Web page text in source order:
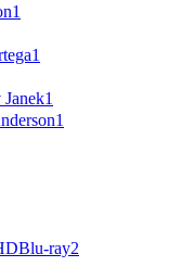
1
1
1
1
ray2